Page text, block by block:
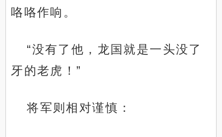
咯咯作响。
“没有了他，龙国就是一头没了
牙的老虎！”
将军则相对谨慎：